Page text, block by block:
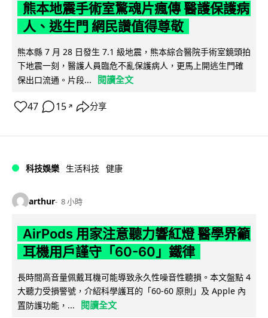
熊本地震手術室驚魂片瘋傳 醫護保護病
人、逃生門 網民讚值得尊敬
熊本縣 7 月 28 日發生 7.1 級地震，熊本綜合醫院手術室鏡頭拍
下地震一刻，醫護人員臨危不亂保護病人，更馬上開逃生門確
保出口流通。片段...
閱讀全文
47 15 ↗ 分享
科技娛樂 生活科技 健康
arthur 8 小時
AirPods 用家注意聽力響紅燈 醫學界籲
耳機用戶謹守「60-60」鐵律
長時間高音量佩戴耳機可能導致永久性噪音性聽損。本文盤點 4
大聽力受損警號，介紹科學護耳的「60-60 原則」及 Apple 內
置防護功能，...
閱讀全文